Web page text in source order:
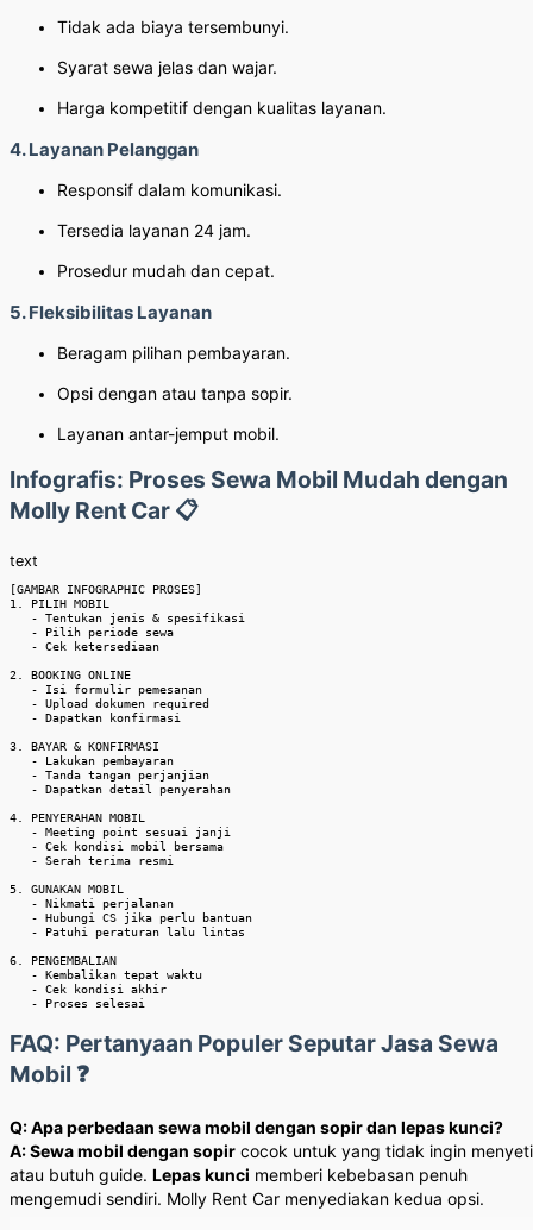
Tidak ada biaya tersembunyi.
Syarat sewa jelas dan wajar.
Harga kompetitif dengan kualitas layanan.
4. Layanan Pelanggan
Responsif dalam komunikasi.
Tersedia layanan 24 jam.
Prosedur mudah dan cepat.
5. Fleksibilitas Layanan
Beragam pilihan pembayaran.
Opsi dengan atau tanpa sopir.
Layanan antar-jemput mobil.
Infografis: Proses Sewa Mobil Mudah dengan
Molly Rent Car 📋
text
[GAMBAR INFOGRAPHIC PROSES]
1. PILIH MOBIL
   - Tentukan jenis & spesifikasi
   - Pilih periode sewa
   - Cek ketersediaan
2. BOOKING ONLINE
   - Isi formulir pemesanan
   - Upload dokumen required
   - Dapatkan konfirmasi
3. BAYAR & KONFIRMASI
   - Lakukan pembayaran
   - Tanda tangan perjanjian
   - Dapatkan detail penyerahan
4. PENYERAHAN MOBIL
   - Meeting point sesuai janji
   - Cek kondisi mobil bersama
   - Serah terima resmi
5. GUNAKAN MOBIL
   - Nikmati perjalanan
   - Hubungi CS jika perlu bantuan
   - Patuhi peraturan lalu lintas
6. PENGEMBALIAN
   - Kembalikan tepat waktu
   - Cek kondisi akhir
   - Proses selesai
FAQ: Pertanyaan Populer Seputar Jasa Sewa
Mobil ❓
Q: Apa perbedaan sewa mobil dengan sopir dan lepas kunci?
A: Sewa mobil dengan sopir cocok untuk yang tidak ingin
atau butuh guide. Lepas kunci memberi kebebasan penuh
mengemudi sendiri. Molly Rent Car menyediakan kedua opsi.